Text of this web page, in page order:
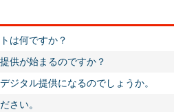
は何ですか？
供が始まるのですか？
ジタル提供になるのでしょうか。
さい。